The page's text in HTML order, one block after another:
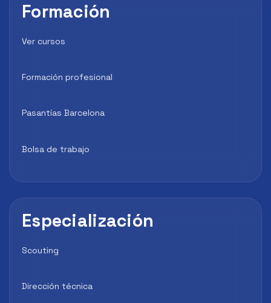
Formación
Ver cursos
Formación profesional
Pasantías Barcelona
Bolsa de trabajo
Especialización
Scouting
Dirección técnica